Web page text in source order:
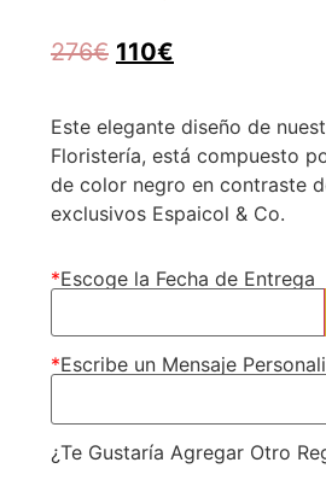
out of 5
based on
276€ 110€
Este elegante diseño de
Floristería, está compuesto
de color negro en contraste
exclusivos Espaicol & Co.
*Escoge la Fecha de Entrega
*Escribe un Mensaje
¿Te Gustaría Agregar Otro